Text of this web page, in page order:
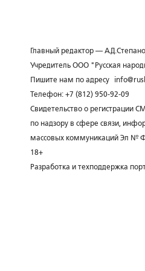
Главный редактор —
Учредитель ООО "Русская
Пишите нам по адресу
Телефон: +7 (812) 950-92-09
Свидетельство о регистрации
по надзору в сфере связи,
массовых коммуникаций Эл №
18+
Разработка и техподдержка